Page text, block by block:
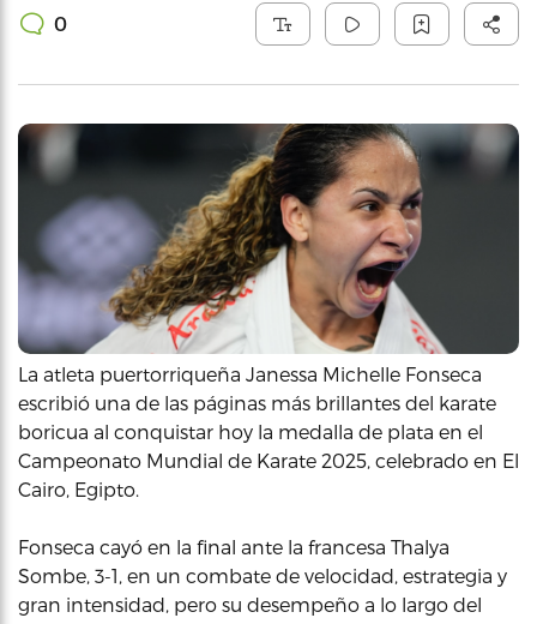
0
La atleta puertorriqueña Janessa Michelle Fonseca
escribió una de las páginas más brillantes del karate
boricua al conquistar hoy la medalla de plata en el
Campeonato Mundial de Karate 2025, celebrado en El
Cairo, Egipto.
Fonseca cayó en la final ante la francesa Thalya
Sombe, 3-1, en un combate de velocidad, estrategia y
gran intensidad, pero su desempeño a lo largo del